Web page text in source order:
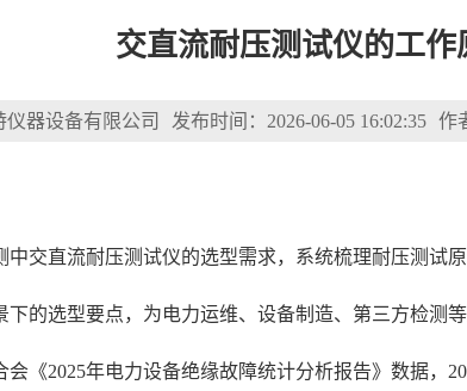
交直流耐压测试仪的工
器设备有限公司 发布时间：2026-06-05 16:02:35 作
中交直流耐压测试仪的选型需求，系统梳理耐压测试
下的选型要点，为电力运维、设备制造、第三方检测
《2025年电力设备绝缘故障统计分析报告》数据，